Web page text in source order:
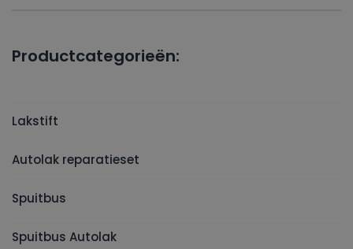
Productcategorieën:
Lakstift
Autolak reparatieset
Spuitbus
Spuitbus Autolak